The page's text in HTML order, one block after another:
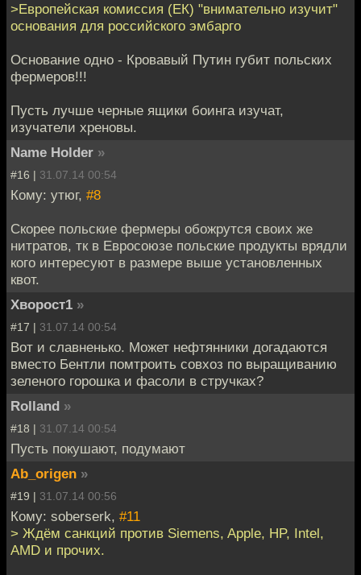
>Европейская комиссия (ЕК) "внимательно изучит"
основания для российского эмбарго
Основание одно - Кровавый Путин губит польских
фермеров!!!
Пусть лучше черные ящики боинга изучат,
изучатели хреновы.
Name Holder »
#16 | 31.07.14 00:54
Кому: утюг, #8
Скорее польские фермеры обожрутся своих же
нитратов, тк в Евросоюзе польские продукты врядли
кого интересуют в размере выше установленных
квот.
Хворост1 »
#17 | 31.07.14 00:54
Вот и славненько. Может нефтянники догадаются
вместо Бентли помтроить совхоз по выращиванию
зеленого горошка и фасоли в стручках?
Rolland »
#18 | 31.07.14 00:54
Пусть покушают, подумают
Ab_origen »
#19 | 31.07.14 00:56
Кому: soberserk, #11
> Ждём санкций против Siemens, Apple, HP, Intel,
AMD и прочих.